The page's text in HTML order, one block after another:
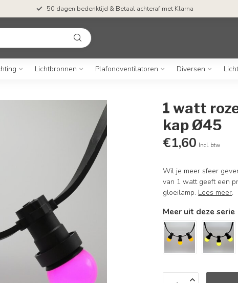
50 dagen bedenktijd & Betaal achteraf met Klarna
Lichtbronnen Plafondventilatoren Diversen
1 watt
kap Ø45
€1,60 Incl. btw
Wil je meer sfeer
van 1 watt geeft een
gloeilamp. Lees meer.
Meer uit deze serie